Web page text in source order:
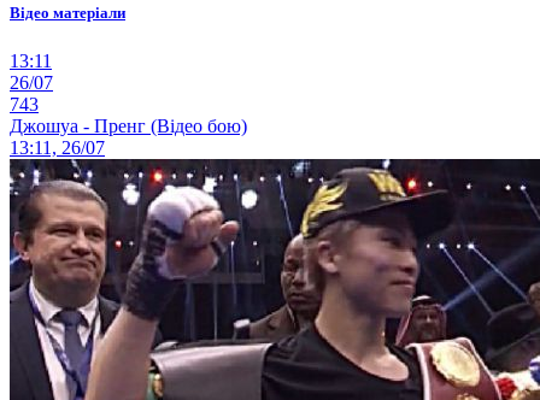
Відео матеріали
13:11
26/07
743
Джошуа - Пренг (Відео бою)
13:11, 26/07